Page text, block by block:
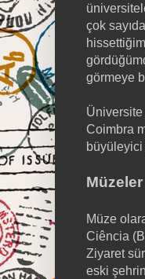
çok
görmeye
Coimbra
Müzeler
Müze
Ciência
Ziyaret
eski şehrin